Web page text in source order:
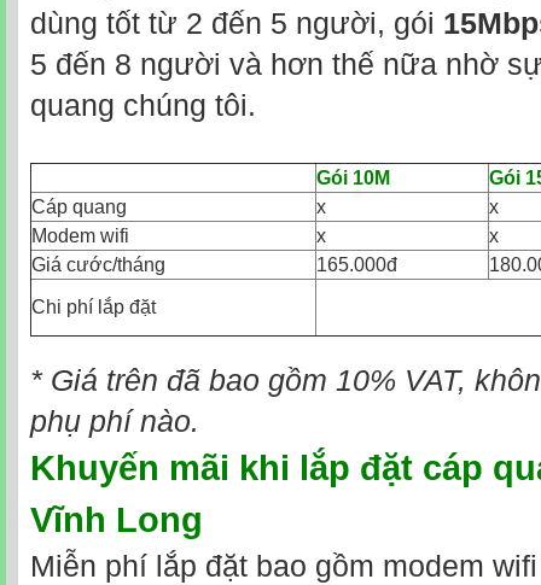
dùng tốt từ 2 đến 5 người, gói
5 đến 8 người và hơn thế nữa nhờ
quang chúng tôi.
Gói 10M
Gói
Cáp quang
x
x
Modem wifi
x
x
Giá cước/tháng
165.000đ
Chi phí lắp đặt
* Giá trên đã bao gồm 10% VAT,
phụ phí nào.
Khuyến mãi khi lắp đặt cáp
Vĩnh Long
Miễn phí lắp đặt bao gồm modem